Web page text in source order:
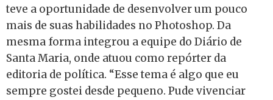
teve a oportunidade de desenvolver um pouco
mais de suas habilidades no Photoshop. Da
mesma forma integrou a equipe do Diário de
Santa Maria, onde atuou como repórter da
editoria de política. “Esse tema é algo que eu
sempre gostei desde pequeno. Pude vivenciar